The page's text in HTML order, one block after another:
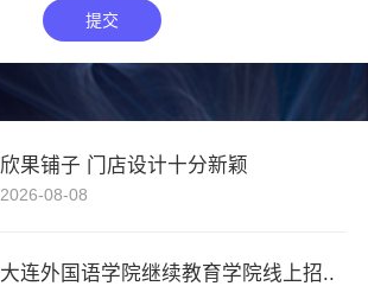
欣果铺子 门店设计十分新颖
2026-08-08
大连外国语学院继续教育学院线上招..
提交